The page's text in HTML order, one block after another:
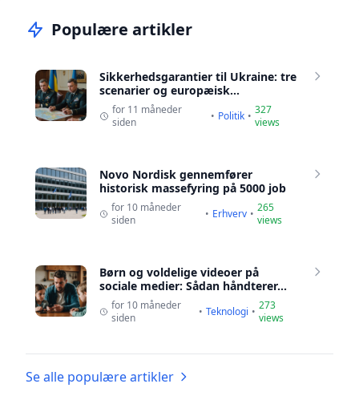
Populære artikler
Sikkerhedsgarantier til Ukraine: tre
scenarier og europæisk...
for 11 måneder
siden
• Politik • 327
views
Novo Nordisk gennemfører
historisk massefyring på 5000 job
for 10 måneder
siden
• Erhverv • 265
views
Børn og voldelige videoer på
sociale medier: Sådan håndterer...
for 10 måneder
siden
• Teknologi • 273
views
Se alle populære artikler